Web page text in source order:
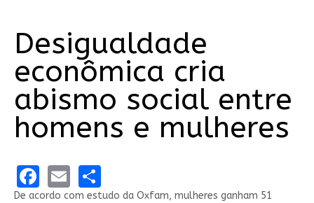
Desigualdade
econômica cria
abismo social entre
homens e mulheres
Facebook
EmailShare
De acordo com estudo da Oxfam, mulheres ganham 51